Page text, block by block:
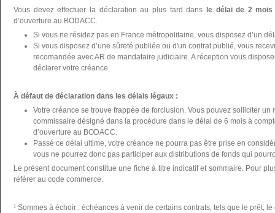
Vous devez effectuer la déclaration au plus tard dans le délai de 2 mois
d’ouverture au BODACC.
Si vous ne résidez pas en France métropolitaine, vous disposez d’un
Si vous disposez d’une sûreté publiée ou d'un contrat publié, vous
recomandée avec AR de mandataire judiciaire. A réception vous
déclarer votre créance.
À défaut de déclaration dans les délais légaux :
Votre créance se trouve frappée de forclusion. Vous pouvez solliciter
commissaire désigné dans la procédure dans le délai de 6 mois à
d’ouverture au BODACC.
Passé ce délai ultime, votre créance ne pourra pas être prise en
vous ne pourrez donc pas participer aux distributions de fonds qui
Le présent document constitue une fiche à titre indicatif et sommaire. Pour
référer au code commerce.
¹ Sommes à échoir : échéances à venir de certains contrats, tels que le prêt,